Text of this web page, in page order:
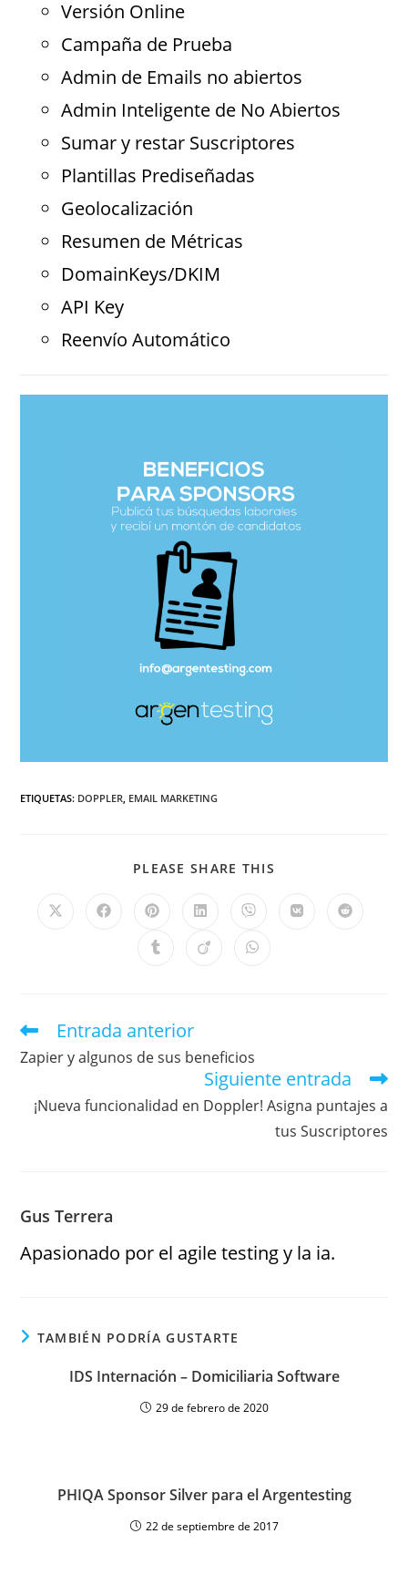
Versión Online
Campaña de Prueba
Admin de Emails no abiertos
Admin Inteligente de No Abiertos
Sumar y restar Suscriptores
Plantillas Prediseñadas
Geolocalización
Resumen de Métricas
DomainKeys/DKIM
API Key
Reenvío Automático
ETIQUETAS: DOPPLER EMAIL MARKETING
PLEASE SHARE THIS
Entrada anterior
Zapier y algunos de sus beneficios
Siguiente entrada
¡Nueva funcionalidad en Doppler! Asigna puntajes a
tus Suscriptores
Gus Terrera
Apasionado por el agile testing y la ia.
TAMBIÉN PODRÍA GUSTARTE
IDS Internación – Domiciliaria Software
29 de febrero de 2020
PHIQA Sponsor Silver para el Argentesting
22 de septiembre de 2017